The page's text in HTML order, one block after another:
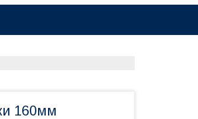
160мм